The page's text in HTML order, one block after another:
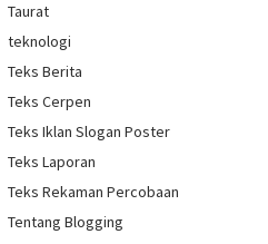
Taurat
teknologi
Teks Berita
Teks Cerpen
Teks Iklan Slogan Poster
Teks Laporan
Teks Rekaman Percobaan
Tentang Blogging